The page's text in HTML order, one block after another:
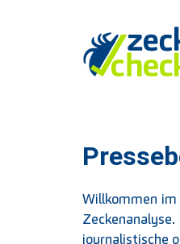
Willkommen im
journalistische